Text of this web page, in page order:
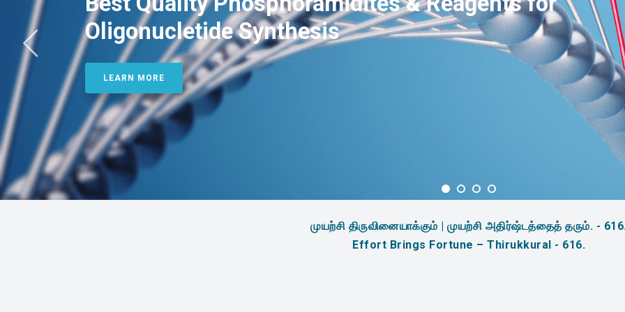
Oligonucletide Synthesis
LEARN MORE
முயற்சி திருவினையாக்கும் | முயற்சி அதிர்ஷ்டத்தைத் தரும். -
Effort Brings Fortune – Thirukkural - 616.